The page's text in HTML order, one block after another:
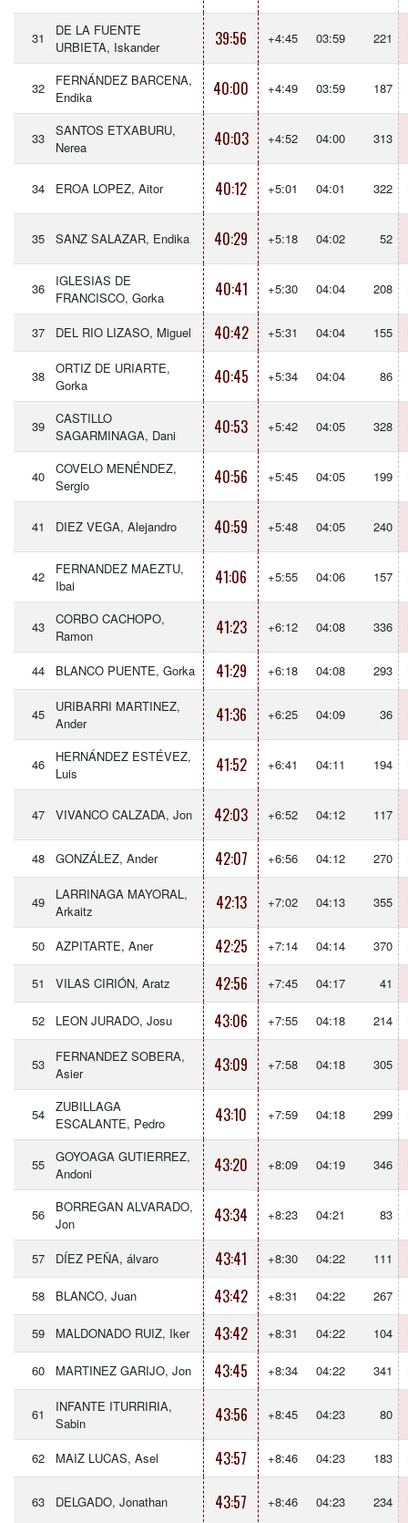
31
DE LA FUENTE
URBIETA, Iskander
39:56 +4:45 03:59 221
32
FERNÁNDEZ BARCENA,
Endika
40:00 +4:49 03:59 187
33
SANTOS ETXABURU,
Nerea
40:03 +4:52 04:00 313
34 EROA LOPEZ, Aitor 40:12 +5:01 04:01 322
35 SANZ SALAZAR, Endika 40:29 +5:18 04:02 52
36
IGLESIAS DE
FRANCISCO, Gorka
40:41 +5:30 04:04 208
37 DEL RIO LIZASO, Miguel 40:42 +5:31 04:04 155
38
ORTIZ DE URIARTE,
Gorka
40:45 +5:34 04:04 86
39
CASTILLO
SAGARMINAGA, Dani
40:53 +5:42 04:05 328
40
COVELO MENÉNDEZ,
Sergio
40:56 +5:45 04:05 199
41 DIEZ VEGA, Alejandro 40:59 +5:48 04:05 240
42
FERNANDEZ MAEZTU,
Ibai
41:06 +5:55 04:06 157
43
CORBO CACHOPO,
Ramon
41:23 +6:12 04:08 336
44 BLANCO PUENTE, Gorka 41:29 +6:18 04:08 293
45
URIBARRI MARTINEZ,
Ander
41:36 +6:25 04:09 36
46
HERNÁNDEZ ESTÉVEZ,
Luis
41:52 +6:41 04:11 194
47 VIVANCO CALZADA, Jon 42:03 +6:52 04:12 117
48 GONZÁLEZ, Ander 42:07 +6:56 04:12 270
49
LARRINAGA MAYORAL,
Arkaitz
42:13 +7:02 04:13 355
50 AZPITARTE, Aner 42:25 +7:14 04:14 370
51 VILAS CIRIÓN, Aratz 42:56 +7:45 04:17 41
52 LEON JURADO, Josu 43:06 +7:55 04:18 214
53
FERNANDEZ SOBERA,
Asier
43:09 +7:58 04:18 305
54
ZUBILLAGA
ESCALANTE, Pedro
43:10 +7:59 04:18 299
55
GOYOAGA GUTIERREZ,
Andoni
43:20 +8:09 04:19 346
56
BORREGAN ALVARADO,
Jon
43:34 +8:23 04:21 83
57 DÍEZ PEÑA, álvaro 43:41 +8:30 04:22 111
58 BLANCO, Juan 43:42 +8:31 04:22 267
59 MALDONADO RUIZ, Iker 43:42 +8:31 04:22 104
60 MARTINEZ GARIJO, Jon 43:45 +8:34 04:22 341
61
INFANTE ITURRIRIA,
Sabin
43:56 +8:45 04:23 80
62 MAIZ LUCAS, Asel 43:57 +8:46 04:23 183
63 DELGADO, Jonathan 43:57 +8:46 04:23 234